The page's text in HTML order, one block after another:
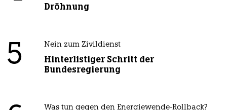
Dröhnung
5 Nein zum Zivildienst
Hinterlistiger Schritt der
Bundesregierung
Was tun gegen den Energiewende-Rollback?